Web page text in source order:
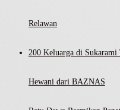
Relawan
200 Keluarga di
Hewani dari BAZNAS